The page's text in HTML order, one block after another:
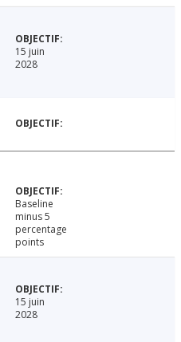
15 juin
2028
Baseline
minus 5
percentage
points
15 juin
2028